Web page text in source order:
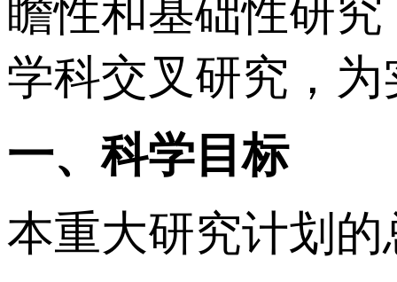
瞻性和基础性研
学科交叉研究，
一、科学目标
本重大研究计划